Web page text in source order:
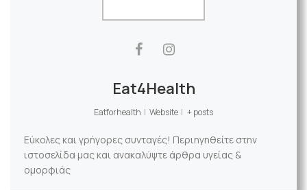
Eat4Health
Eatforhealth | Website | + posts
Εύκολες και γρήγορες συνταγές! Περιηγηθείτε στην
ιστοσελίδα μας και ανακαλύψτε άρθρα υγείας &
ομορφιάς